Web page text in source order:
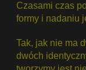
Czasami czas
formy i nadaniu
Tak, jak nie ma
dwóch